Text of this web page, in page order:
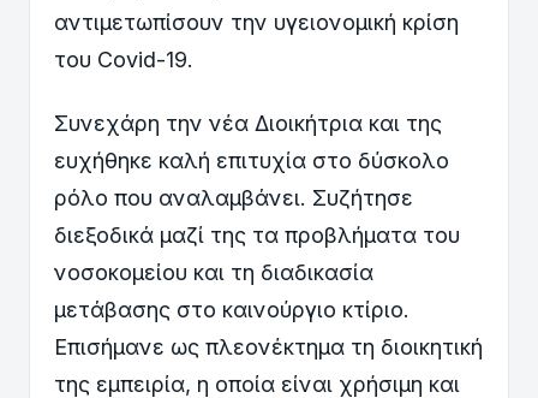
αντιμετωπίσουν την υγειονομική κρίση
του Covid-19.
Συνεχάρη την νέα Διοικήτρια και της
ευχήθηκε καλή επιτυχία στο δύσκολο
ρόλο που αναλαμβάνει. Συζήτησε
διεξοδικά μαζί της τα προβλήματα του
νοσοκομείου και τη διαδικασία
μετάβασης στο καινούργιο κτίριο.
Επισήμανε ως πλεονέκτημα τη διοικητική
της εμπειρία, η οποία είναι χρήσιμη και